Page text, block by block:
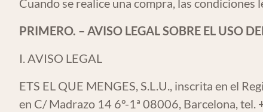
Cuando se realice una compra, las condiciones
PRIMERO. – AVISO LEGAL SOBRE EL USO
I. AVISO LEGAL
ETS EL QUE MENGES, S.L.U., inscrita en el
en C/ Madrazo 14 6º-1ª 08006, Barcelona,